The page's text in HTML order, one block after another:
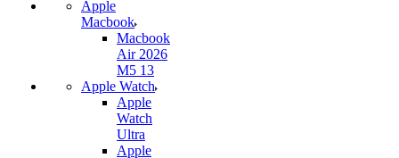
Apple
Macbook
Macbook
Air 2026
M5 13
Apple Watch
Apple
Watch
Ultra
Apple